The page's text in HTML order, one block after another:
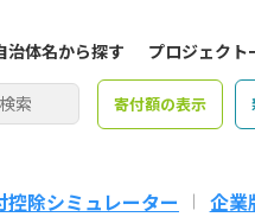
治体名から探す プロジェクト
寄付額の表示
控除シミュレーター 企業